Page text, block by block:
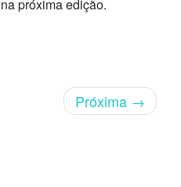
próxima edição.
Próxima →